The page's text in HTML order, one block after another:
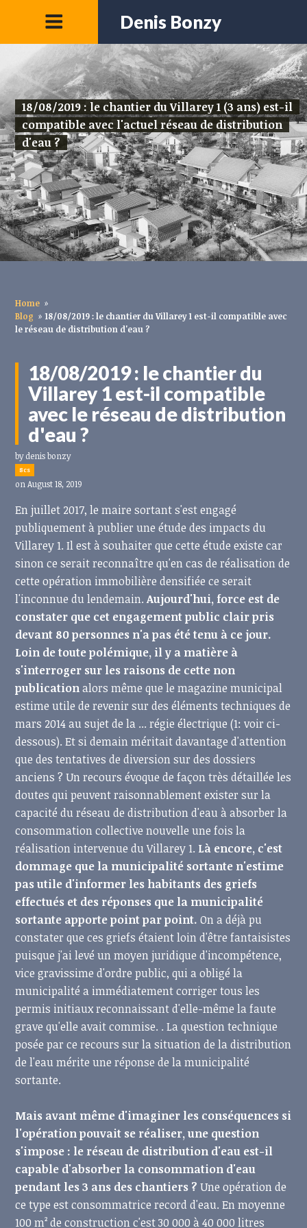
Denis Bonzy
18/08/2019 : le chantier du Villarey 1 (3 ans) est-il
compatible avec l'actuel réseau de distribution
d'eau ?
Home »
Blog » 18/08/2019 : le chantier du Villarey 1 est-il compatible avec
le réseau de distribution d'eau ?
18/08/2019 : le chantier du
Villarey 1 est-il compatible
avec le réseau de distribution
d'eau ?
bydenis bonzy
8cs
on August 18, 2019
En juillet 2017, le maire sortant s'est engagé
publiquement à publier une étude des impacts du
Villarey 1. Il est à souhaiter que cette étude existe car
sinon ce serait reconnaître qu'en cas de réalisation de
cette opération immobilière densifiée ce serait
l'inconnue du lendemain.Aujourd'hui, force est de
constater que cet engagement public clair pris
devant 80 personnes n'a pas été tenu à ce jour.
Loin de toute polémique, il y a matière à
s'interroger sur les raisons de cette non
publicationalors même que le magazine municipal
estime utile de revenir sur des éléments techniques de
mars 2014 au sujet de la ... régie électrique (1: voir ci-
dessous). Et si demain méritait davantage d'attention
que des tentatives de diversion sur des dossiers
anciens ? Un recours évoque de façon très détaillée les
doutes qui peuvent raisonnablement exister sur la
capacité du réseau de distribution d'eau à absorber la
consommation collective nouvelle une fois la
réalisation intervenue du Villarey 1. Là encore, c'est
dommage que la municipalité sortante n'estime
pas utile d'informer les habitants des griefs
effectués et des réponses que la municipalité
sortante apporte point par point. On a déjà pu
constater que ces griefs étaient loin d'être fantaisistes
puisque j'ai levé un moyen juridique d'incompétence,
vice gravissime d'ordre public, qui a obligé la
municipalité a immédiatement corriger tous les
permis initiaux reconnaissant d'elle-même la faute
grave qu'elle avait commise. . La question technique
posée par ce recours sur la situation de la distribution
de l'eau mérite une réponse de la municipalité
sortante.
Mais avant même d'imaginer les conséquences si
l'opération pouvait se réaliser, une question
s'impose : le réseau de distribution d'eau est-il
capable d'absorber la consommation d'eau
pendant les 3 ans des chantiers ? Une opération de
ce type est consommatrice record d'eau. En moyenne
100 m² de construction c'est 30 000 à 40 000 litres